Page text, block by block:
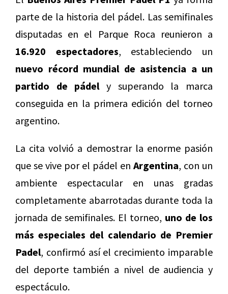
parte de la historia del pádel. Las semifinales
disputadas en el Parque Roca reunieron a
16.920 espectadores, estableciendo un
nuevo récord mundial de asistencia a un
partido de pádely superando la marca
conseguida en la primera edición del torneo
argentino.
La cita volvió a demostrar la enorme pasión
que se vive por el pádel en Argentina, con un
ambiente espectacular en unas gradas
completamente abarrotadas durante toda la
jornada de semifinales. El torneo, uno de los
más especiales del calendario de Premier
Padel, confirmó así el crecimiento imparable
del deporte también a nivel de audiencia y
espectáculo.